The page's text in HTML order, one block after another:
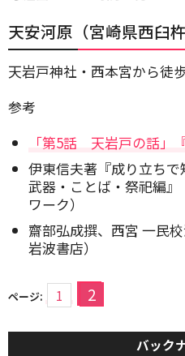
天安河原（宮崎県西臼
天岩戸神社・西本宮から徒
参考
「第5話 天岩戸の話」
伊東信夫著『成り立ち
武器・ことば・祭祀編
ワーク）
齋部弘成撰、 西宮 一民
岩波書店）
ページ: 1 2
バック